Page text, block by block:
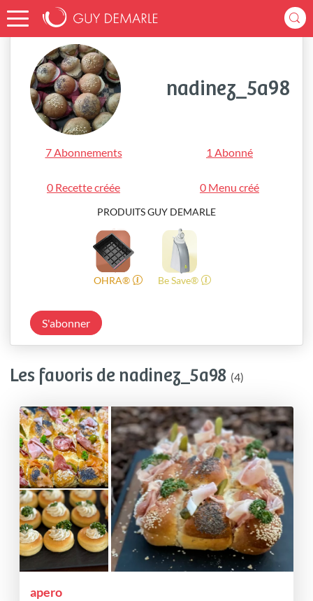
Accueil nadinez_5a98
nadinez_5a98
7 Abonnements 1 Abonné
0 Recette créée 0 Menu créé
PRODUITS GUY DEMARLE
OHRA® Be Save®
S'abonner
Les favoris de nadinez_5a98 (4)
apero